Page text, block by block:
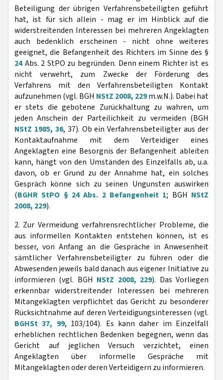
Beteiligung der übrigen Verfahrensbeteiligten geführt
hat, ist für sich allein - mag er im Hinblick auf die
widerstreitenden Interessen bei mehreren Angeklagten
auch bedenklich erscheinen - nicht ohne weiteres
geeignet, die Befangenheit des Richters im Sinne des §
24Abs. 2 StPO zu begründen. Denn einem Richter ist es
nicht verwehrt, zum Zwecke der Förderung des
Verfahrens mit den Verfahrensbeteiligten Kontakt
aufzunehmen (vgl. BGH NStZ 2008, 229m.w.N.). Dabei hat
er stets die gebotene Zurückhaltung zu wahren, um
jeden Anschein der Parteilichkeit zu vermeiden (BGH
NStZ 1985, 36, 37). Ob ein Verfahrensbeteiligter aus der
Kontaktaufnahme mit dem Verteidiger eines
Angeklagten eine Besorgnis der Befangenheit ableiten
kann, hängt von den Umständen des Einzelfalls ab, u.a.
davon, ob er Grund zu der Annahme hat, ein solches
Gespräch könne sich zu seinen Ungunsten auswirken
(BGHR StPO § 24 Abs. 2 Befangenheit 1; BGH NStZ
2008, 229).
2. Zur Vermeidung verfahrensrechtlicher Probleme, die
aus informellen Kontakten entstehen können, ist es
besser, von Anfang an die Gespräche in Anwesenheit
sämtlicher Verfahrensbeteiligter zu führen oder die
Abwesenden jeweils bald danach aus eigener Initiative zu
informieren (vgl. BGH NStZ 2008, 229). Das Vorliegen
erkennbar widerstreitender Interessen bei mehreren
Mitangeklagten verpflichtet das Gericht zu besonderer
Rücksichtnahme auf deren Verteidigungsinteressen (vgl.
BGHSt 37, 99, 103/104). Es kann daher im Einzelfall
erheblichen rechtlichen Bedenken begegnen, wenn das
Gericht auf jeglichen Versuch verzichtet, einen
Angeklagten über informelle Gespräche mit
Mitangeklagten oder deren Verteidigern zu informieren.